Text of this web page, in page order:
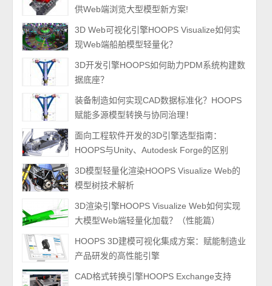
供Web端浏览大型模型新方案!
3D Web可视化引擎HOOPS Visualize如何实
现Web端船舶模型轻量化？
3D开发引擎HOOPS如何助力PDM系统构建数
据底座？
装备制造如何实现CAD数据标准化？HOOPS
赋能多源模型转换与协同治理！
面向工程软件开发的3D引擎选型指南：
HOOPS与Unity、Autodesk Forge的区别
3D模型轻量化渲染HOOPS Visualize Web的
模型树技术解析
3D渲染引擎HOOPS Visualize Web如何实现
大模型Web端轻量化加载？（性能篇）
HOOPS 3D建模可视化集成方案：赋能制造业
产品研发的高性能引擎
CAD格式转换引擎HOOPS Exchange支持